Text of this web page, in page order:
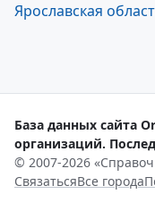
Ярославская
База данных сайта
организаций.
© 2007-2026
СвязатьсяВсе города